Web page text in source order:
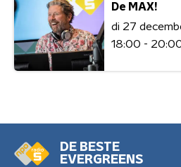
De MAX!
di 27
18:00 -
DE BESTE
EVERGREENS